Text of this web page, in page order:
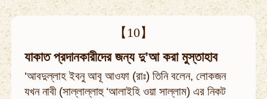
【10】
যাকাত প্রদানকারীদের জন্য দু’আ করা মুস্তাহাব
‘আবদুল্লাহ ইবনু আবূ আওফা (রাঃ) তিনি বলেন, লোকজন
যখন নাবী (সাল্লাল্লাহু ‘আলাইহি ওয়া সাল্লাম) এর নিকট